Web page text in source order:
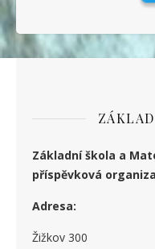
Základní škola a
příspěvková
Adresa:
Žižkov 300